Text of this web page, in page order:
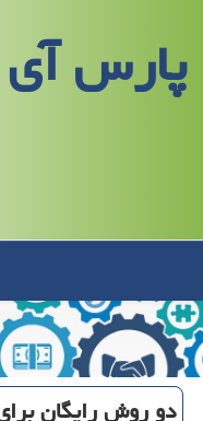
پارس
دو روش رایگان